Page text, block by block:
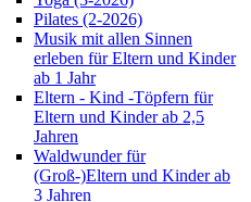
Pilates (2-2026)
Musik mit allen Sinnen
erleben für Eltern und Kinder
ab 1 Jahr
Eltern - Kind -Töpfern für
Eltern und Kinder ab 2,5
Jahren
Waldwunder für
(Groß-)Eltern und Kinder ab
3 Jahren